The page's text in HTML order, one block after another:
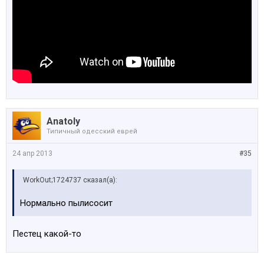
Anatoly
Типичный одесский еврей
#35
24 апр 2013
WorkOut;1724737 сказал(а):
Нормально пылисосит
Пестец какой-то